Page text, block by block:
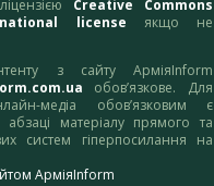
Creative Commons
license якщо не
з сайту АрміяInform
обов’язкове. Для
медіа обов’язковим є
матеріалу прямого та
систем гіперпосилання на
АрміяInform